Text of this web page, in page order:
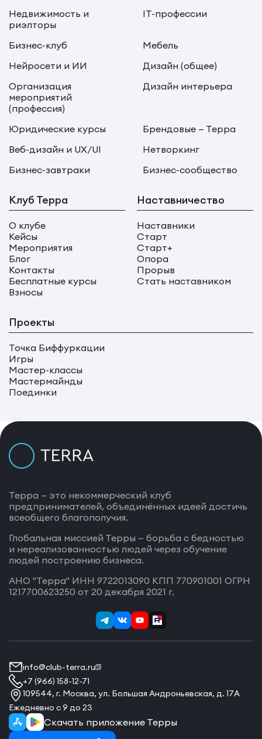
Недвижимость и
риэлторы
IT-профессии
Бизнес-клуб
Мебель
Нейросети и ИИ
Дизайн (общее)
Организация
мероприятий
(профессия)
Дизайн интерьера
Юридические курсы
Брендовые — Терра
Веб-дизайн и UX/UI
Нетворкинг
Бизнес-завтраки
Бизнес-сообщество
Клуб Терра
О клубе
Кейсы
Мероприятия
Блог
Контакты
Бесплатные курсы
Взносы
Наставничество
Наставники
Старт
Старт+
Опора
Прорыв
Стать наставником
Проекты
Точка Биффуркации
Игры
Мастер-классы
Мастермайнды
Поединки
Терра — это некоммерческий клуб
предпринимателей, объединённых идеей достичь
всеобщего благополучия.
Глобальная миссией Терры — борьба с бедностью
и нереализованностью людей через обучение
людей построению бизнеса.
АНО "Терра" ИНН 9722013090 КПП 770901001 ОГРН
1217700623250 от 20 декабря 2021 г.
info@club-terra.ru
+7 (966) 158-12-71
109544, г. Москва, ул. Большая Андроньевская, д. 17А
Ежедневно с 9 до 23
Скачать приложение Терры